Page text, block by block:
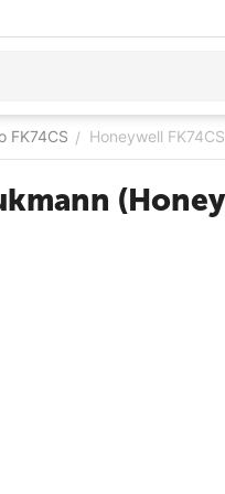
FK74CS / Honeywell